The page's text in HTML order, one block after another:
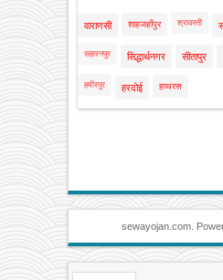
वाराणसी शाहजहाँपुर श्रावस्ती
सहारनपुर सिद्धार्थनगर सीतापुर
हमीरपुर हरदोई हाथरस
sewayojan.com.